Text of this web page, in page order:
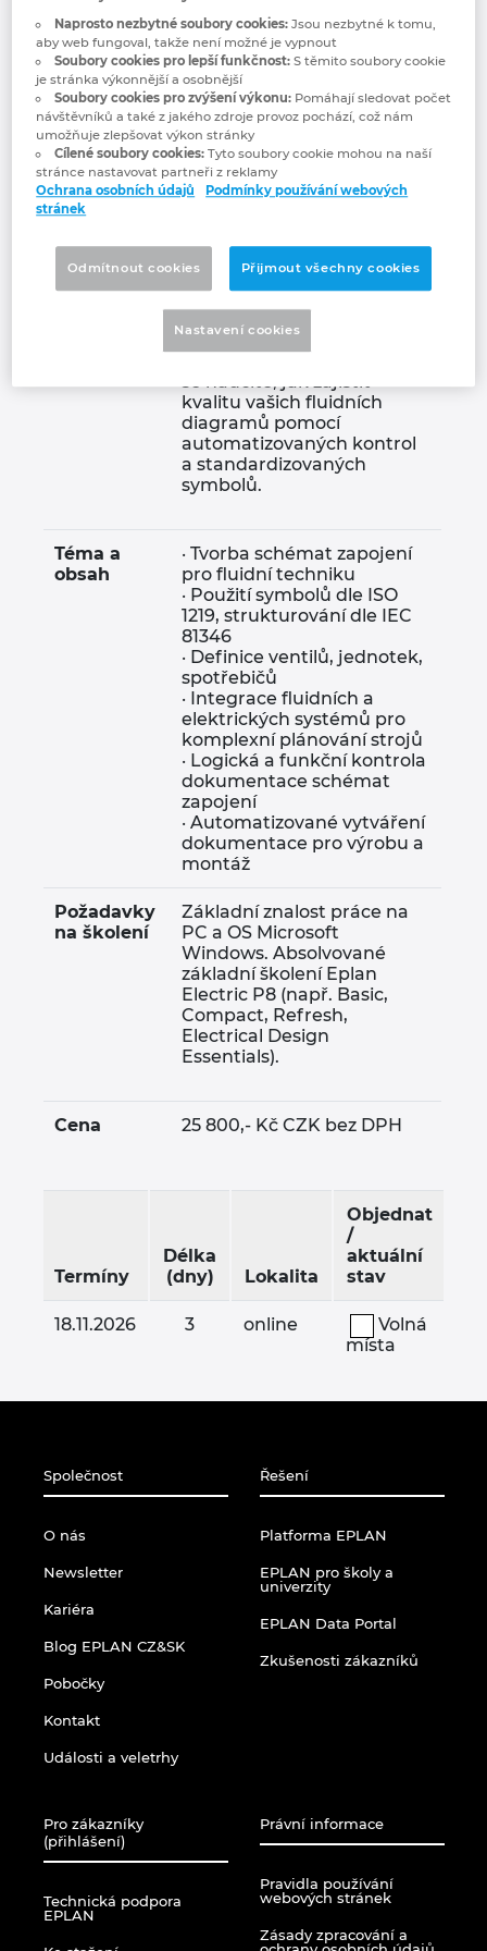
Cílová
skupina
Určeno pouze pro uživatele
EPLAN Electric P8.
Výhody a
cíle
Naučte se, jak vytvářet
schémata hydraulických a
provozní inženýry.
Seznámíte se s možnostmi,
jak strukturovaně plánovat
složité fluidní obvody a
efektivně vyhodnotit
se naučíte, jak zajistit
kvalitu vašich fluidních
diagramů pomocí
automatizovaných kontrol
a standardizovaných
symbolů.
Téma a
obsah
· Tvorba schémat zapojení
pro fluidní techniku
· Použití symbolů dle ISO
1219, strukturování dle IEC
81346
· Definice ventilů, jednotek,
spotřebičů
· Integrace fluidních a
elektrických systémů pro
komplexní plánování strojů
· Logická a funkční kontrola
dokumentace schémat
zapojení
· Automatizované vytváření
dokumentace pro výrobu a
montáž
Požadavky
na školení
Základní znalost práce na
PC a OS Microsoft
Windows. Absolvované
základní školení Eplan
Electric P8 (např. Basic,
Compact, Refresh,
Electrical Design
Essentials).
Cena 25 800,- Kč CZK bez DPH
Termíny
Délka
(dny)
Lokalita
Objednat
/
aktuální
stav
18.11.2026 3 online
Volná
místa
Společnost
O nás
Newsletter
Kariéra
Blog EPLAN CZ&SK
Pobočky
Kontakt
Události a veletrhy
Řešení
Platforma EPLAN
EPLAN pro školy a
univerzity
EPLAN Data Portal
Zkušenosti zákazníků
Pro zákazníky
(přihlášení)
Technická podpora
EPLAN
Právní informace
Pravidla používání
webových stránek
Zásady zpracování a
Technologie budov
Případové studie
Konfigurace
Integrace pro ERP, PDM a PLM
EPLAN Data Portal
EPLAN Education pro školy
EPLAN Education pro studenty
EPLAN aplikace pro spolupráci
Blog EPLAN CZ&SK
Pobočky
Kontakty
Trust Center
Česká republika
Čína
Dánsko
Filipíny
Finsko
Jihoafrická republika
Jižní Korea
Mexiko
Norsko
Nový Zéland
Polsko
Rakousko
Rumunsko
Singapur
Naprosto nezbytné soubory cookies:Jsou nezbytné k tomu,
aby web fungoval, takže není možné je vypnout
Soubory cookies pro lepší funkčnost:S těmito soubory cookie
je stránka výkonnější a osobnější
Soubory cookies pro zvýšení výkonu:Pomáhají sledovat počet
návštěvníků a také z jakého zdroje provoz pochází, což nám
umožňuje zlepšovat výkon stránky
Cílené soubory cookies:Tyto soubory cookie mohou na naší
stránce nastavovat partneři z reklamy
Ochrana osobních údajů
Podmínky používání webových
stránek
Odmítnout cookies Přijmout všechny cookies
Nastavení cookies